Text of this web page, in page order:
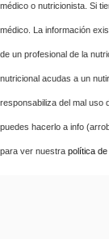
médico o nutricionista. Si
médico. La información
de un profesional de la
nutricional acudas a un
responsabiliza del mal uso
puedes hacerlo a info
para ver nuestra política